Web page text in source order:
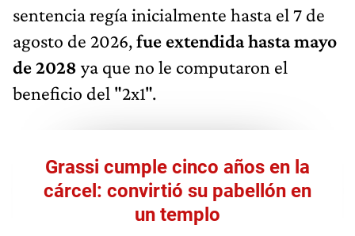
sentencia regía inicialmente hasta el 7 de
agosto de 2026,fue extendida hasta mayo
de 2028 ya que no le computaron el
beneficio del "2x1".
Grassi cumple cinco años en la
cárcel: convirtió su pabellón en
un templo